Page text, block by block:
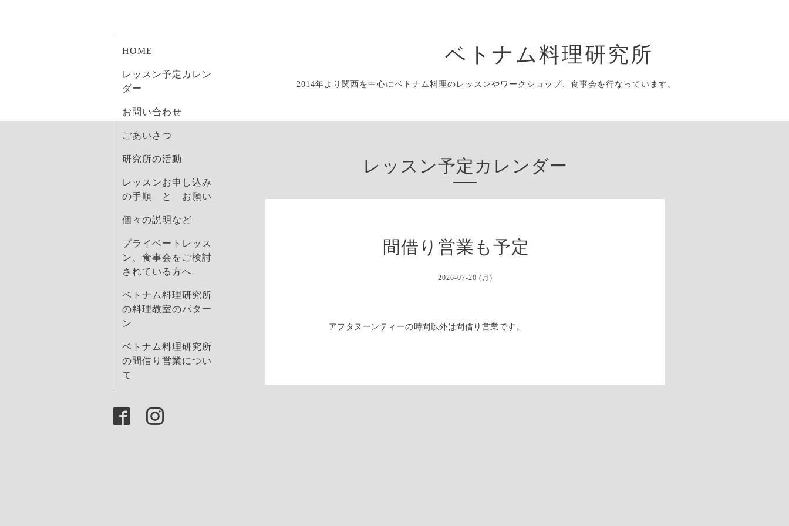
ベトナム料理研究所
2014年より関西を中心にベトナム料理のレッスンやワークショップ、食事会を行なっています。
HOME
レッスン予定カレン
ダー
お問い合わせ
ごあいさつ
研究所の活動
レッスンお申し込み
の手順 と お願い
個々の説明など
プライベートレッス
ン、食事会をご検討
されている方へ
ベトナム料理研究所
の料理教室のパター
ン
ベトナム料理研究所
の間借り営業につい
て
レッスン予定カレンダー
間借り営業も予定
2026-07-20 (月)
アフタヌーンティーの時間以外は間借り営業です。